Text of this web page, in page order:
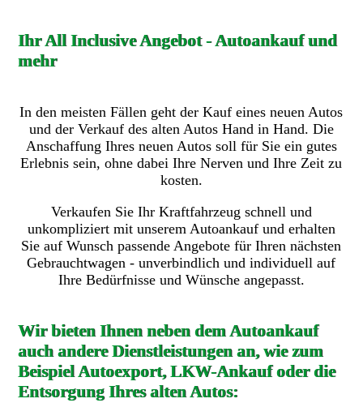
Ihr All Inclusive Angebot - Autoankauf und
mehr
In den meisten Fällen geht der Kauf eines neuen Autos
und der Verkauf des alten Autos Hand in Hand. Die
Anschaffung Ihres neuen Autos soll für Sie ein gutes
Erlebnis sein, ohne dabei Ihre Nerven und Ihre Zeit zu
kosten.
Verkaufen Sie Ihr Kraftfahrzeug schnell und
unkompliziert mit unserem Autoankauf und erhalten
Sie auf Wunsch passende Angebote für Ihren nächsten
Gebrauchtwagen - unverbindlich und individuell auf
Ihre Bedürfnisse und Wünsche angepasst.
Wir bieten Ihnen neben dem Autoankauf
auch andere Dienstleistungen an, wie zum
Beispiel Autoexport, LKW-Ankauf oder die
Entsorgung Ihres alten Autos: